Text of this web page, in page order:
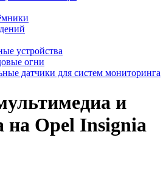
устройства
огни
датчики для систем мониторинга
и
на Opel Insignia